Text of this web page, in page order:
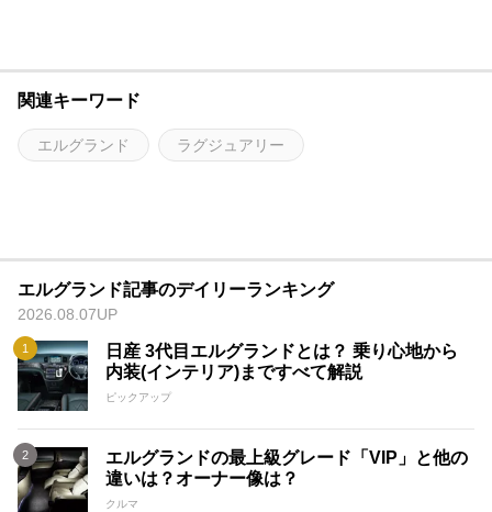
関連キーワード
エルグランド ラグジュアリー
エルグランド記事のデイリーランキング
2026.08.07UP
日産 3代目エルグランドとは？ 乗り心地から
内装(インテリア)まですべて解説
ピックアップ
エルグランドの最上級グレード「VIP」と他の
違いは？オーナー像は？
クルマ